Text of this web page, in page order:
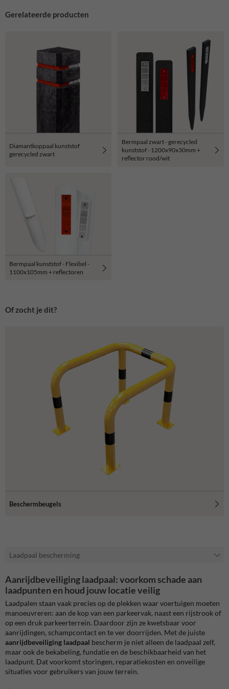
Gerelateerde producten
Diamantkoppaal kunststof
gerecycled zwart
Bermpaal zwart - gerecycled
kunststof - 1200x90x30mm +
reflector rood/wit
Bermpaal kunststof - Flexibel -
1100x105mm + reflectoren
Of zocht je dit?
Beschermbeugels
Laadpaal bescherming
Aanrijdbeveiliging laadpaal: voorkom schade aan
laadpunten en houd jouw locatie veilig
Laadpalen staan vaak precies op de plekken waar voertuigen moeten
manoeuvreren: aan de kop van een parkeervak, naast een rijstrook of
op een druk parkeerterrein. Daardoor zijn ze kwetsbaar voor
aanrijdingen, schampcontact en te ver doorrijden. Met de juiste
aanrijdbeveiliging laadpaal bescherm je niet alleen de laadpaal zelf,
maar ook de bekabeling, fundatie en de beschikbaarheid van het
laadpunt. Dat voorkomt storingen, reparatiekosten en onveilige
situaties voor gebruikers van jouw terrein.